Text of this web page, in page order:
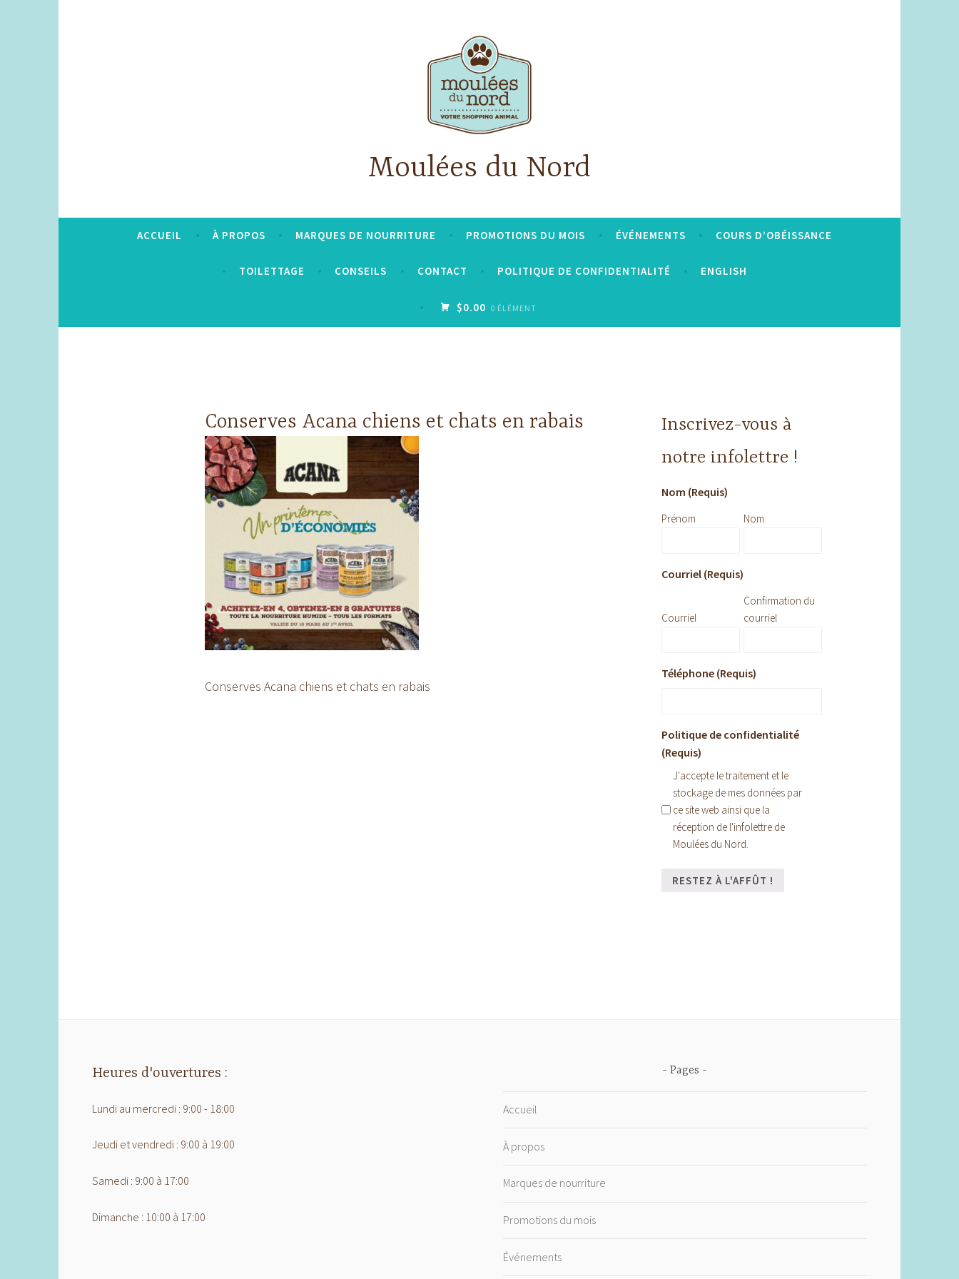
Moulées du Nord
ACCUEIL À PROPOS MARQUES DE NOURRITURE PROMOTIONS DU MOIS ÉVÉNEMENTS COURS D’OBÉISSANCE
TOILETTAGE CONSEILS CONTACT POLITIQUE DE CONFIDENTIALITÉ ENGLISH
$0.00 0 ÉLÉMENT
Conserves Acana chiens et chats en rabais
Conserves Acana chiens et chats en rabais
Inscrivez-vous à
notre infolettre !
Nom (Requis)
Prénom Nom
Courriel (Requis)
Courriel
Confirmation du
courriel
Téléphone (Requis)
Politique de confidentialité
(Requis)
J'accepte le traitement et le
stockage de mes données par
ce site web ainsi que la
réception de l'infolettre de
Moulées du Nord.
Heures d'ouvertures :
Lundi au mercredi : 9:00 - 18:00
Jeudi et vendredi : 9:00 à 19:00
Samedi : 9:00 à 17:00
Dimanche : 10:00 à 17:00
Pages
Accueil
À propos
Marques de nourriture
Promotions du mois
Événements